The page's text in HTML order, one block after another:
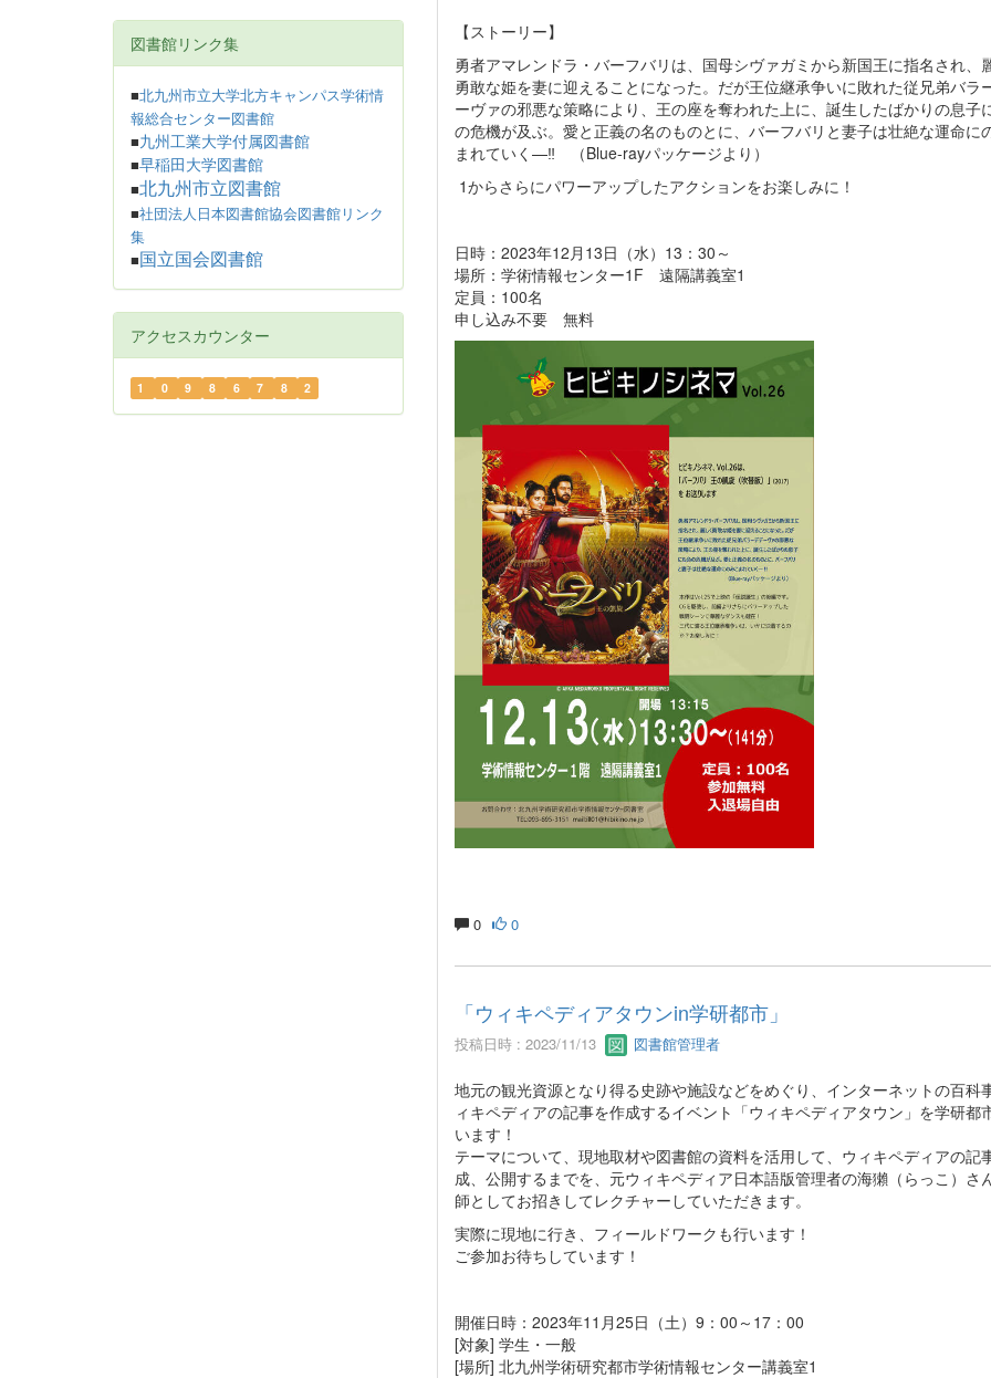
【ストーリー】
勇者アマレンドラ・バーフバリは、国母シヴァガミから新国王に指名され、
勇敢な姫を妻に迎えることになった。だが王位継承争いに敗れた従兄弟バラ
ーヴァの邪悪な策略により、王の座を奪われた上に、誕生したばかりの息子
の危機が及ぶ。愛と正義の名のものとに、バーフバリと妻子は壮絶な運命に
まれていく—‼ （Blue-rayパッケージより）
1からさらにパワーアップしたアクションをお楽しみに！
日時：2023年12月13日（水）13：30～
場所：学術情報センター1F 遠隔講義室1
定員：100名
申し込み不要 無料
0 0
「ウィキペディアタウンin学研都市」
投稿日時 : 2023/11/13 図書館管理者
地元の観光資源となり得る史跡や施設などをめぐり、インターネットの百科
ィキペディアの記事を作成するイベント「ウィキペディアタウン」を学研都
います！
テーマについて、現地取材や図書館の資料を活用して、ウィキペディアの記
成、公開するまでを、元ウィキペディア日本語版管理者の海獺（らっこ）さ
師としてお招きしてレクチャーしていただきます。
実際に現地に行き、フィールドワークも行います！
ご参加お待ちしています！
開催日時：2023年11月25日（土）9：00～17：00
[対象] 学生・一般
[場所] 北九州学術研究都市学術情報センター講義室1
図書館リンク集
■北九州市立大学北方キャンパス学術情
報総合センター図書館
■九州工業大学付属図書館
■早稲田大学図書館
■北九州市立図書館
■社団法人日本図書館協会図書館リンク
集
■ 国立国会図書館
アクセスカウンター
1 0 9 8 6 7 8 2